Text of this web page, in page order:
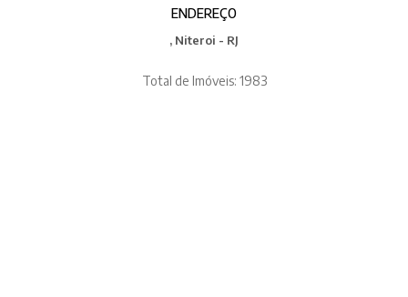
ENDEREÇO
, Niteroi - RJ
Total de Imóveis: 1983